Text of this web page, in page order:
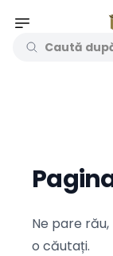
Ne pare
o căutați.